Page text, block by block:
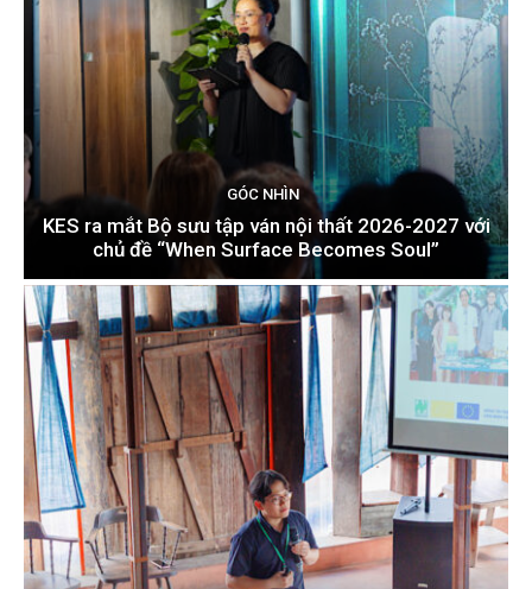
GÓC NHÌN
KES ra mắt Bộ sưu tập ván nội thất 2026-2027 với
chủ đề “When Surface Becomes Soul”